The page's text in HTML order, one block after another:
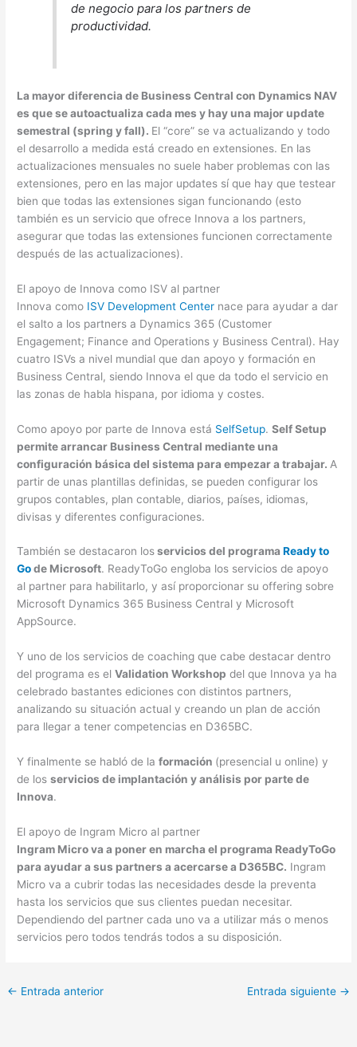
de negocio para los partners de
productividad.
La mayor diferencia de Business Central con Dynamics NAV
es que se autoactualiza cada mes y hay una major update
semestral (spring y fall). El “core” se va actualizando y todo
el desarrollo a medida está creado en extensiones. En las
actualizaciones mensuales no suele haber problemas con las
extensiones, pero en las major updates sí que hay que testear
bien que todas las extensiones sigan funcionando (esto
también es un servicio que ofrece Innova a los partners,
asegurar que todas las extensiones funcionen correctamente
después de las actualizaciones).
El apoyo de Innova como ISV al partner
Innova como ISV Development Center nace para ayudar a dar
el salto a los partners a Dynamics 365 (Customer
Engagement; Finance and Operations y Business Central). Hay
cuatro ISVs a nivel mundial que dan apoyo y formación en
Business Central, siendo Innova el que da todo el servicio en
las zonas de habla hispana, por idioma y costes.
Como apoyo por parte de Innova está SelfSetup.Self Setup
permite arrancar Business Central mediante una
configuración básica del sistema para empezar a trabajar. A
partir de unas plantillas definidas, se pueden configurar los
grupos contables, plan contable, diarios, países, idiomas,
divisas y diferentes configuraciones.
También se destacaron losservicios del programaReady to
Gode Microsoft. ReadyToGo engloba los servicios de apoyo
al partner para habilitarlo, y así proporcionar su offering sobre
Microsoft Dynamics 365 Business Central y Microsoft
AppSource.
Y uno de los servicios de coaching que cabe destacar dentro
del programa es elValidation Workshop del que Innova ya ha
celebrado bastantes ediciones con distintos partners,
analizando su situación actual y creando un plan de acción
para llegar a tener competencias en D365BC.
Y finalmente se habló de laformación (presencial u online) y
de losservicios de implantación y análisis por parte de
Innova.
El apoyo de Ingram Micro al partner
Ingram Micro va a poner en marcha el programa ReadyToGo
para ayudar a sus partners a acercarse a D365BC. Ingram
Micro va a cubrir todas las necesidades desde la preventa
hasta los servicios que sus clientes puedan necesitar.
Dependiendo del partner cada uno va a utilizar más o menos
servicios pero todos tendrás todos a su disposición.
← Entrada anterior Entrada siguiente →